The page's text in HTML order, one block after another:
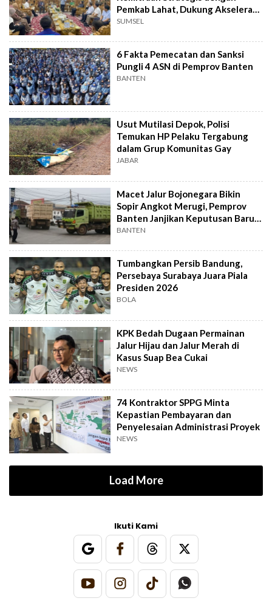
Pemkab Lahat, Dukung Akselerasi
Ekonomi Daerah
SUMSEL
6 Fakta Pemecatan dan Sanksi
Pungli 4 ASN di Pemprov Banten
BANTEN
Usut Mutilasi Depok, Polisi
Temukan HP Pelaku Tergabung
dalam Grup Komunitas Gay
JABAR
Macet Jalur Bojonegara Bikin
Sopir Angkot Merugi, Pemprov
Banten Janjikan Keputusan Baru 4
Hari Lagi
BANTEN
Tumbangkan Persib Bandung,
Persebaya Surabaya Juara Piala
Presiden 2026
BOLA
KPK Bedah Dugaan Permainan
Jalur Hijau dan Jalur Merah di
Kasus Suap Bea Cukai
NEWS
74 Kontraktor SPPG Minta
Kepastian Pembayaran dan
Penyelesaian Administrasi Proyek
NEWS
Load More
Ikuti Kami